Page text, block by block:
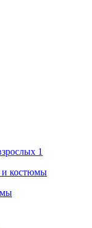
1
и костюмы